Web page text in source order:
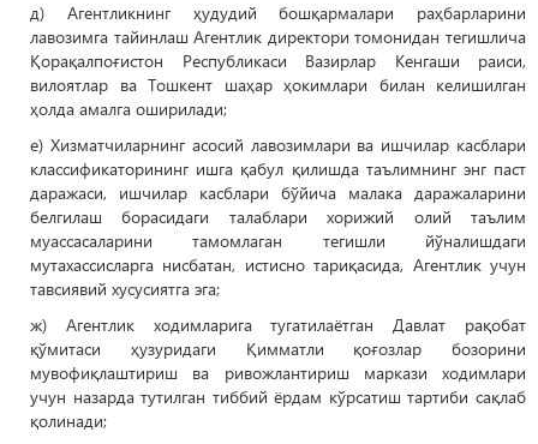
д) Агентликнинг ҳудудий бошқармалари раҳбарларини
лавозимга тайинлаш Агентлик директори томонидан тегишлича
Қорақалпоғистон Республикаси Вазирлар Кенгаши раиси,
вилоятлар ва Тошкент шаҳар ҳокимлари билан келишилган
ҳолда амалга оширилади;
е) Хизматчиларнинг асосий лавозимлари ва ишчилар касблари
классификаторининг ишга қабул қилишда таълимнинг энг паст
даражаси, ишчилар касблари бўйича малака даражаларини
белгилаш борасидаги талаблари хорижий олий таълим
муассасаларини тамомлаган тегишли йўналишдаги
мутахассисларга нисбатан, истисно тариқасида, Агентлик учун
тавсиявий хусусиятга эга;
ж) Агентлик ходимларига тугатилаётган Давлат рақобат
қўмитаси ҳузуридаги Қимматли қоғозлар бозорини
мувофиқлаштириш ва ривожлантириш маркази ходимлари
учун назарда тутилган тиббий ёрдам кўрсатиш тартиби сақлаб
қолинади;